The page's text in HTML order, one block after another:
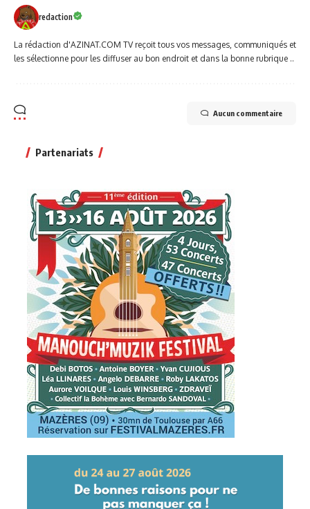
redaction
La rédaction d'AZINAT.COM TV reçoit tous vos messages, communiqués et
les sélectionne pour les diffuser au bon endroit et dans la bonne rubrique ..
Aucun commentaire
Partenariats